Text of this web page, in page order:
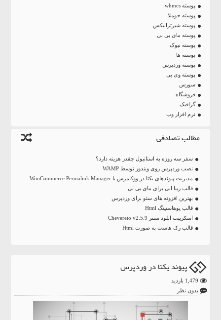
پوسته whmcs
پوسته جوملا
پوسته شیرترانیکس
پوسته مای بی بی
پوسته نیوک
پوسته ها
پوسته وردپرس
پوسته وی بی
سورس
فروشگاه
گرافیک
نرم افزار وب
مطالب تصادفی
سفر سه روزه به استانبول چقدر هزینه دارد؟
نصب وردپرس روی ویندوز توسط WAMP
مدیریت پیوندهای یکتا در ووکامرس با WooCommerce Permalink Manager
قالب زیبا ابی برای مای بی بی
بهترین افزونه های سئو برای وردپرس
قالب یوهاستینگ Html
اسکریپت اپلود سنتر Chevereto v2.5.9
قالب رک هاست به صورت Html
پیوند یکتا در وردپرس
بدون نظر